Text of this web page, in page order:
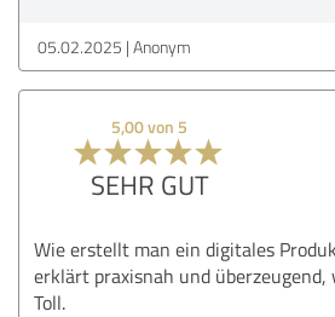
05.02.2025 Anonym
5,00 von 5
SEHR GUT
Wie erstellt man ein digitales
erklärt praxisnah und überzeugend,
Toll.